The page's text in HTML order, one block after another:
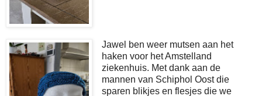
Jawel ben weer mutsen aan het
haken voor het Amstelland
ziekenhuis. Met dank aan de
mannen van Schiphol Oost die
sparen blikjes en flesjes die we